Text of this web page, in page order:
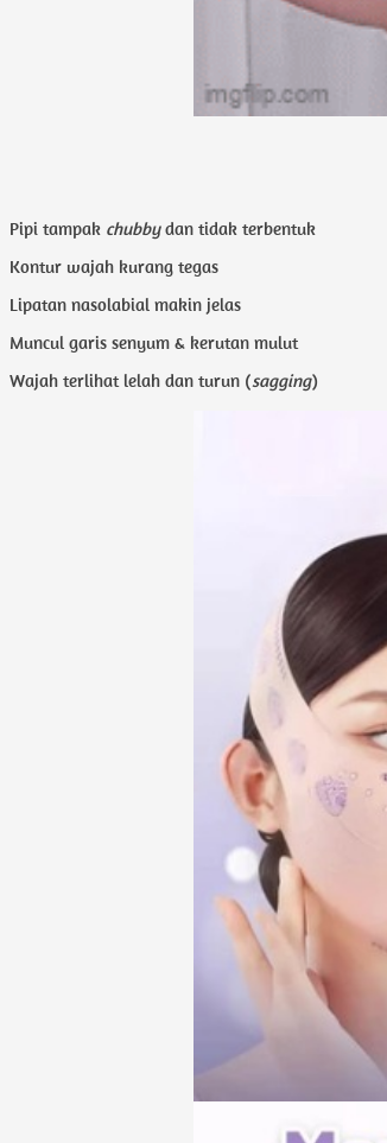
Pipi tampak chubby dan tidak terbentuk
Kontur wajah kurang tegas
Lipatan nasolabial makin jelas
Muncul garis senyum & kerutan mulut
Wajah terlihat lelah dan turun (sagging)